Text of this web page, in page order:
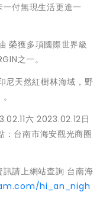
付無現生活更進一
榮獲多項國際世界級
之一。
尼天然紅樹林海域，野
六 2023.02.12日
台南市海安觀光商圈
請上網站查詢 台南海
hi_an_nigh